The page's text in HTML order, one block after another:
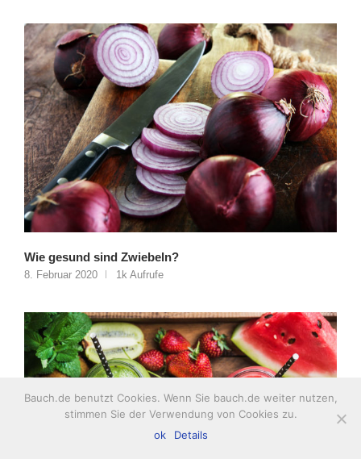
Wie gesund sind Zwiebeln?
8. Februar 2020 1k Aufrufe
Bauch.de benutzt Cookies. Wenn Sie bauch.de weiter nutzen,
stimmen Sie der Verwendung von Cookies zu.
ok
Details